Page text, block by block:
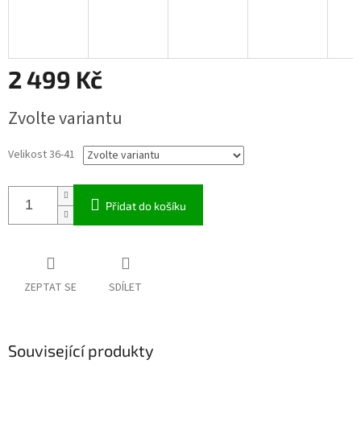
2 499 Kč
cena:
Zvolte variantu
Velikost 36-41
Přidat do košíku
ZEPTAT SE SDÍLET
Související produkty